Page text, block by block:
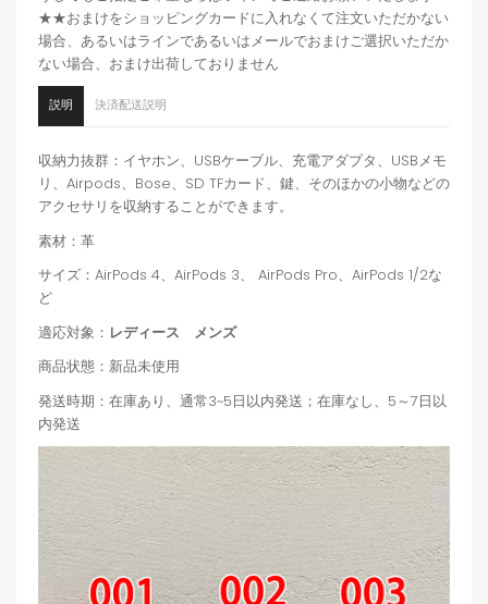
★★おまけをショッピングカードに入れなくて注文いただかない
場合、あるいはラインであるいはメールでおまけご選択いただか
ない場合、おまけ出荷しておりません
説明 決済配送説明
収納力抜群：イヤホン、USBケーブル、充電アダプタ、USBメモ
リ、Airpods、Bose、SD TFカード、鍵、そのほかの小物などの
アクセサリを収納することができます。
素材：革
サイズ：AirPods 4、AirPods 3、 AirPods Pro、AirPods 1/2な
ど
適応対象： レディース メンズ
商品状態：新品未使用
発送時期：在庫あり、通常3~5日以内発送；在庫なし、5～7日以
内発送